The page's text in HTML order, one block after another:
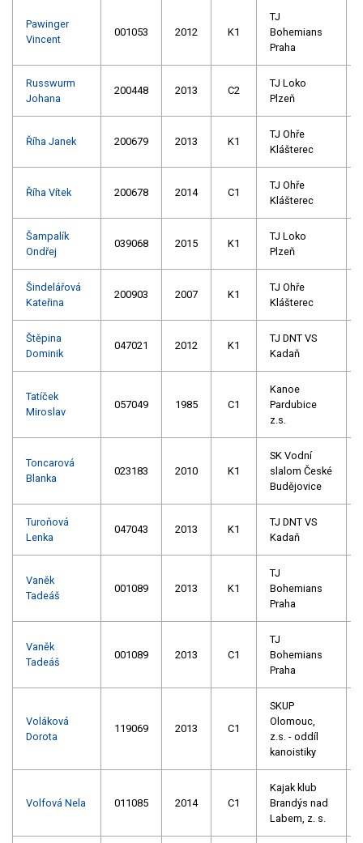
Pawinger
Vincent
001053 2012 K1
TJ
Bohemians
Praha
Russwurm
Johana
200448 2013 C2
TJ Loko
Plzeň
Říha Janek 200679 2013 K1
TJ Ohře
Klášterec
Říha Vítek 200678 2014 C1
TJ Ohře
Klášterec
Šampalík
Ondřej
039068 2015 K1
TJ Loko
Plzeň
Šindelářová
Kateřina
200903 2007 K1
TJ Ohře
Klášterec
Štěpina
Dominik
047021 2012 K1
TJ DNT VS
Kadaň
Tatíček
Miroslav
057049 1985 C1
Kanoe
Pardubice
z.s.
Toncarová
Blanka
023183 2010 K1
SK Vodní
slalom České
Budějovice
Turoňová
Lenka
047043 2013 K1
TJ DNT VS
Kadaň
Vaněk
Tadeáš
001089 2013 K1
TJ
Bohemians
Praha
Vaněk
Tadeáš
001089 2013 C1
TJ
Bohemians
Praha
Voláková
Dorota
119069 2013 C1
SKUP
Olomouc,
z.s. - oddíl
kanoistiky
Volfová Nela 011085 2014 C1
Kajak klub
Brandýs nad
Labem, z. s.